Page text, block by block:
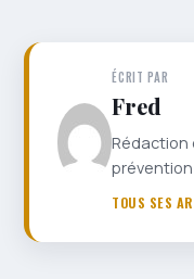
ÉCRIT PAR
Fred
Rédaction
TOUS SES